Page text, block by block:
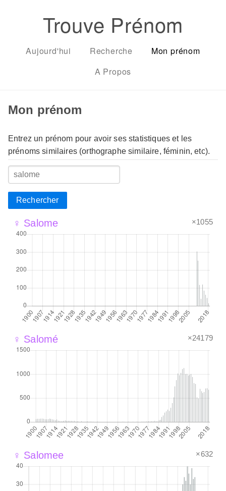
Trouve Prénom
Aujourd'hui Recherche
Mon prénom
A Propos
Mon prénom
Entrez un prénom pour avoir ses statistiques et les
prénoms similaires (orthographe similaire, féminin, etc).
Rechercher
♀ Salome ×1055
♀ Salomé ×24179
♀ Salomee ×632